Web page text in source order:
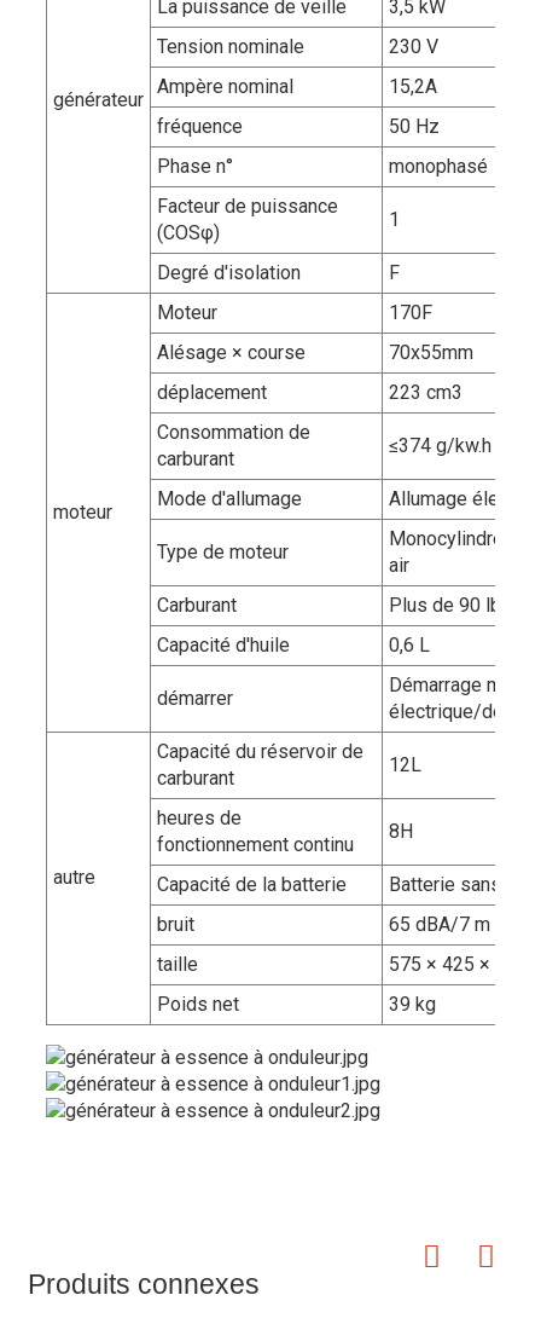
générateur
La puissance de veille
3,5 kW
Tension nominale
230 V
Ampère nominal
15,2A
fréquence
50 Hz
Phase n°
monophasé
Facteur de puissance
(COSφ)
1
Degré d'isolation F
moteur
Moteur
170F
Alésage × course
70x55mm
déplacement
223 cm3
Consommation de
carburant
≤374 g/kw.h
Mode d'allumage Allumage
Type de moteur
Monocylindre, 4
air
Carburant
Plus de 90 lb
Capacité d'huile
0,6 L
démarrer
Démarrage
électrique/
autre
Capacité du réservoir de
carburant
12L
heures de
fonctionnement continu
8H
Capacité de la batterie
Batterie sans
bruit
65 dBA/7 m
taille
575 × 425 × 485
Poids net
39 kg
Produits connexes